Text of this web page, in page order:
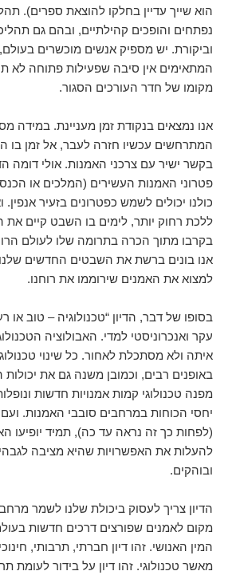
הוא שייך עדיין בחלקו להוצאת ספרים).
נפתחים והופכים קהילתיים, ובהם גם
וביקורת. יש מספיק אנשים מוכשרים
המתאימים אין סיבה שפעילות פתוחה לא
מקומו של חדר העורכים הסגור.
אנו נמצאים בנקודת זמן מעניינת. במידה
המתרחשים עכשיו חזרה לעבר, אל זמן בו
בקשר ישיר עם צרכני האמנות. אולי דומה
פטרוני האמנות העשירים (המלכים או
כולנו יכולים לשמש כפטרונים בזעיר
ללכת רחוק יותר, לימים בו השבט קיים את
בקרבו מתוך הכרה בתרומה שלו לעולם
אנו בונים ברשת את השבטים החדשים שלנו,
למצוא את האמנים שירוממו את רוחנו.
בסופו של דבר, הדיון “טכנולוגיה – טוב או
עקר ואנכרוניסטי למדי. האבולוציה
איתה ולא מסתכלת לאחור. כל שינוי
באופנים רבים, וכמובן משנה גם את יכולות
מפנה טכנולוגי קמות אמנויות חדשות
יחסי הכוחות במרחבים סובבי האמנות. ועם
(לפחות כך זה נראה עד כה), תמיד יופיעו
להעלות את האפשרויות שהיא מציבה
ובוהקים.
הדיון צריך לעסוק ביכולת שלנו לשמר
מקום לאמנים שפורצים דרכים חדשות
המין האנושי. זהו דיון חברתי, תרבותי,
מאשר טכנולוגי. זהו דיון על בידור לעומת